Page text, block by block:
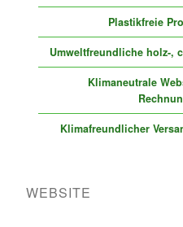
Plastikfreie
Umweltfreundliche holz-,
Klimaneutrale
Klimafreundlicher
WEBSITE